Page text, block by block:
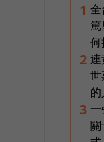
1 全
篤
何
2 連
世
3
關